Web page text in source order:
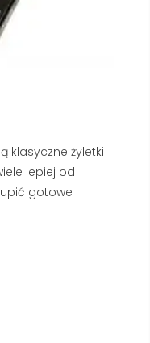
klasyczne żyletki
lepiej od
gotowe